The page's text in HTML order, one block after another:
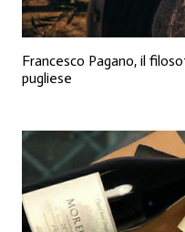
Francesco Pagano, il
pugliese